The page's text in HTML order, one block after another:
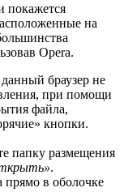
покажется
на
Opera.
браузер не
при помощи
файла,
кнопки.
папку размещения
.
прямо в оболочке